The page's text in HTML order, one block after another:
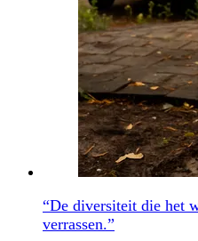
“De diversiteit die het
verrassen.”